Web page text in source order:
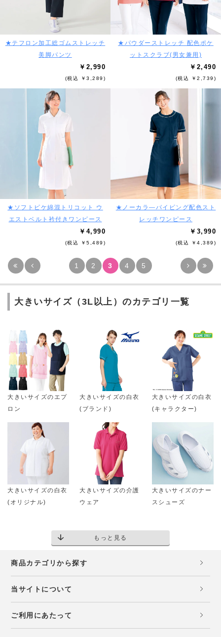
★テフロン加工総ゴムストレッチ
美脚パンツ
￥2,990
(税込 ￥3,289)
★パウダーストレッチ 配色ポケ
ットスクラブ(男女兼用)
￥2,490
(税込 ￥2,739)
★ソフトピケ綿混トリコット ウ
エストベルト衿付きワンピース
￥4,990
(税込 ￥5,489)
★ノーカラ―パイピング配色スト
レッチワンピース
￥3,990
(税込 ￥4,389)
1 2 3 4 5
大きいサイズ（3L以上）のカテゴリ一覧
大きいサイズのエプ
ロン
大きいサイズの白衣
(ブランド)
大きいサイズの白衣
(キャラクター)
大きいサイズの白衣
(オリジナル)
大きいサイズの介護
ウェア
大きいサイズのナー
スシューズ
もっと見る
商品カテゴリから探す
当サイトについて
ご利用にあたって